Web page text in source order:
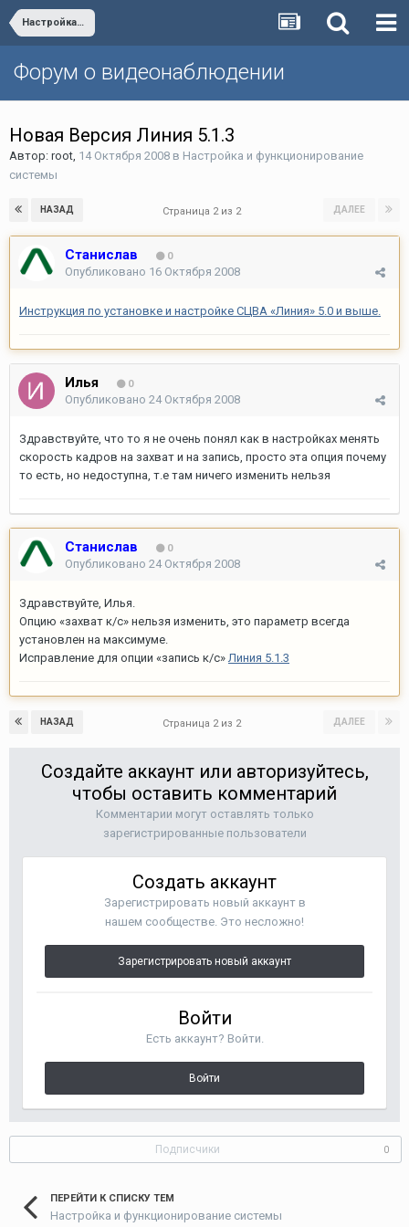
Настройка и функционирование системы
Форум о видеонаблюдении
Новая Версия Линия 5.1.3
Автор: root, 14 Октября 2008 в Настройка и функционирование
системы
НАЗАД ДАЛЕЕ
Страница 2 из 2
Станислав 0
Опубликовано 16 Октября 2008
Инструкция по установке и настройке СЦВА «Линия» 5.0 и выше.
Илья 0
Опубликовано 24 Октября 2008
Здравствуйте, что то я не очень понял как в настройках менять
скорость кадров на захват и на запись, просто эта опция почему
то есть, но недоступна, т.е там ничего изменить нельзя
Станислав 0
Опубликовано 24 Октября 2008
Здравствуйте, Илья.
Опцию «захват к/с» нельзя изменить, это параметр всегда
установлен на максимуме.
Исправление для опции «запись к/с»Линия 5.1.3
НАЗАД ДАЛЕЕ
Страница 2 из 2
Создайте аккаунт или авторизуйтесь,
чтобы оставить комментарий
Комментарии могут оставлять только
зарегистрированные пользователи
Создать аккаунт
Зарегистрировать новый аккаунт в
нашем сообществе. Это несложно!
Зарегистрировать новый аккаунт
Войти
Есть аккаунт? Войти.
Войти
Подписчики 0
ПЕРЕЙТИ К СПИСКУ ТЕМ
Настройка и функционирование системы